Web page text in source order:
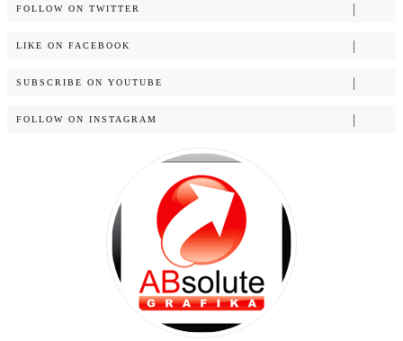
FOLLOW ON TWITTER
LIKE ON FACEBOOK
SUBSCRIBE ON YOUTUBE
FOLLOW ON INSTAGRAM